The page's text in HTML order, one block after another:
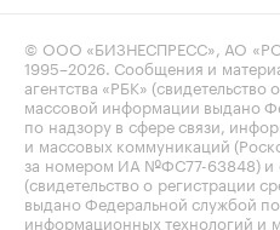
© ООО «БИЗНЕСПРЕСС», АО
1995–2026 . Сообщения и
агентства «РБК» (свидетельство
массовой информации выдано
по надзору в сфере связи,
и массовых коммуникаций
за номером ИА №ФС77-63848) и
(свидетельство о регистрации
выдано Федеральной службой
информационных технологий и